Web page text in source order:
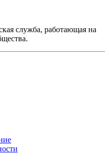
служба, работающая на